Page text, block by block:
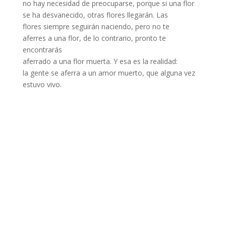
no hay necesidad de preocuparse, porque si una flor
se ha desvanecido, otras flores llegarán. Las
flores siempre seguirán naciendo, pero no te
aferres a una flor, de lo contrario, pronto te
encontrarás
aferrado a una flor muerta. Y esa es la realidad:
la gente se aferra a un amor muerto, que alguna vez
estuvo vivo.